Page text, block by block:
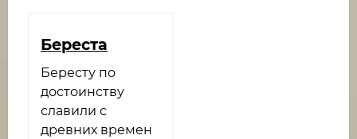
Береста
Бересту по
достоинству
славили с
древних времен